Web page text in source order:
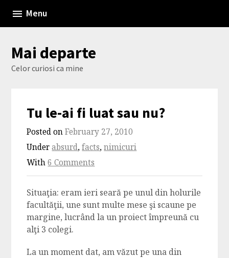
content
Menu
Mai departe
Celor curiosi ca mine
Tu le-ai fi luat sau nu?
Posted onFebruary 27, 2010
Underabsurd,facts,nimicuri
With6 Comments
Situaţia: eram ieri seară pe unul din holurile
facultăţii, une sunt multe mese şi scaune pe
margine, lucrând la un proiect împreună cu
alţi 3 colegi.
La un moment dat, am văzut pe una din